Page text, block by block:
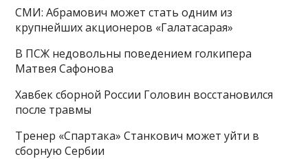
СМИ: Абрамович может стать одним из
крупнейших акционеров «Галатасарая»
В ПСЖ недовольны поведением голкипера
Матвея Сафонова
Хавбек сборной России Головин восстановился
после травмы
Тренер «Спартака» Станкович может уйти в
сборную Сербии